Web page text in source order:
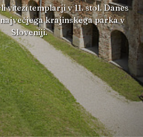
vitezi templarji v 11. stol. Danes
krajinskega parka v
Sloveniji.